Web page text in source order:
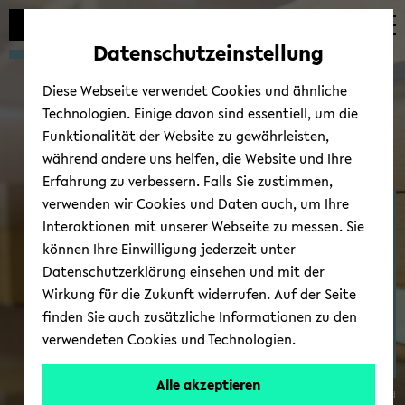
Automatische
vermeiden
zum
wechseln
zum
wechseln
zum
wechseln
Kol­lo­qui­um
© Uni­ver­si­tät Bie­le­feld
Datenschutzeinstellung
Diese Webseite verwendet Cookies und ähnliche
Technologien. Einige davon sind essentiell, um die
Funktionalität der Website zu gewährleisten,
während andere uns helfen, die Website und Ihre
Erfahrung zu verbessern. Falls Sie zustimmen,
verwenden wir Cookies und Daten auch, um Ihre
Interaktionen mit unserer Webseite zu messen. Sie
können Ihre Einwilligung jederzeit unter
Datenschutzerklärung einsehen und mit der
Wirkung für die Zukunft widerrufen. Auf der Seite
finden Sie auch zusätzliche Informationen zu den
verwendeten Cookies und Technologien.
Alle akzeptieren